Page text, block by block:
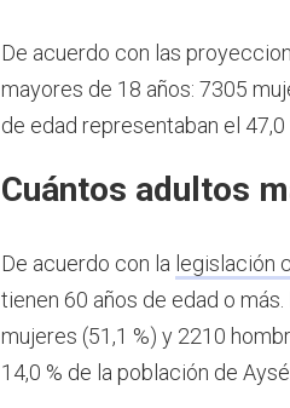
De acuerdo con las
mayores de 18 años: 7305
de edad representaban el
Cuántos adultos
De acuerdo con la legislación
tienen 60 años de edad o más.
mujeres (51,1 %) y 2210
14,0 % de la población de